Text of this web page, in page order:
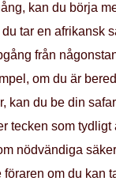
kan du börja
du tar en afrikansk
från
om du är
kan du be din
tecken som
nödvändiga
föraren om du kan